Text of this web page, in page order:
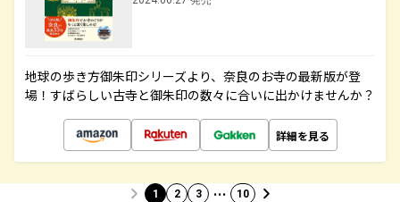
地球の歩き方御朱印シリーズより、奈良のお寺の最新版が登
場！すばらしい古寺と御朱印の数々に合いに出かけませんか？
詳細を見る
1 2 3 … 10